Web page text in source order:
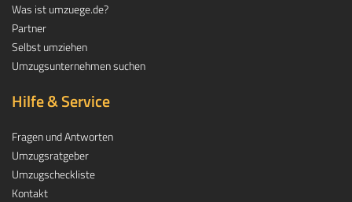
Was ist umzuege.de?
Partner
Selbst umziehen
Umzugsunternehmen suchen
Hilfe & Service
Fragen und Antworten
Umzugsratgeber
Umzugscheckliste
Kontakt